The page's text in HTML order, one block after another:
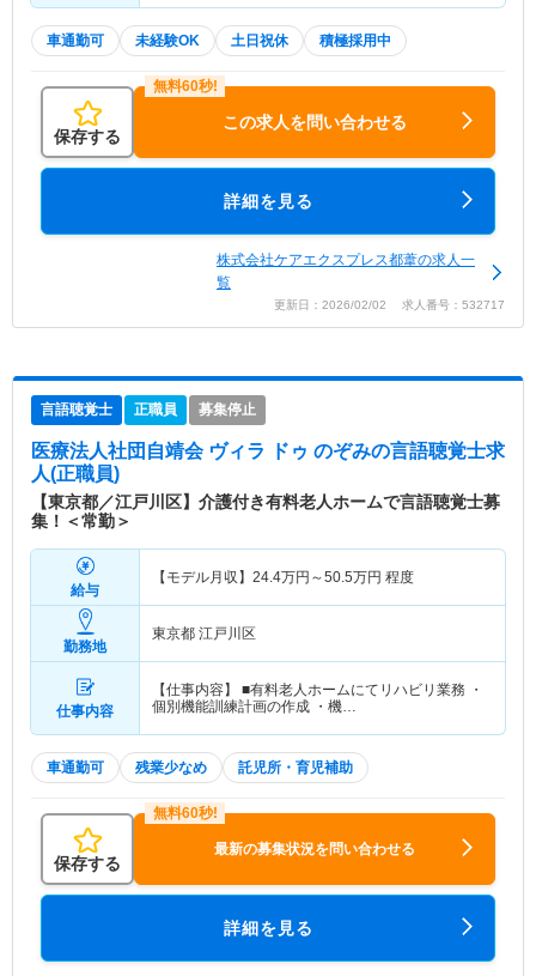
車通勤可 未経験OK 土日祝休 積極採用中
保存する
この求人を問い合わせる
詳細を見る
株式会社ケアエクスプレス都葦の求人一
覧
更新日：2026/02/02 求人番号：532717
言語聴覚士 正職員 募集停止
医療法人社団自靖会 ヴィラ ドゥ のぞみの言語聴覚士求
人(正職員)
【東京都／江戸川区】介護付き有料老人ホームで言語聴覚士募
集！＜常勤＞
給与
【モデル月収】 24.4万円～50.5万円 程度
勤務地
東京都 江戸川区
仕事内容
【仕事内容】 ■有料老人ホームにてリハビリ業務 ・
個別機能訓練計画の作成 ・機…
車通勤可 残業少なめ 託児所・育児補助
保存する
最新の募集状況を問い合わせる
詳細を見る